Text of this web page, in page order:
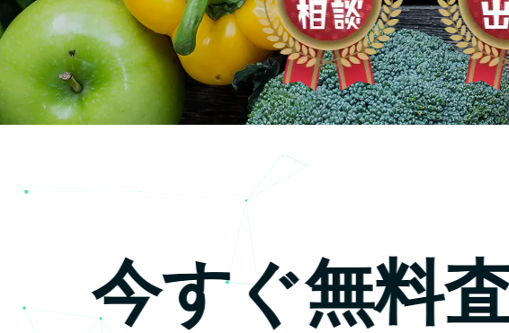
今すぐ無料